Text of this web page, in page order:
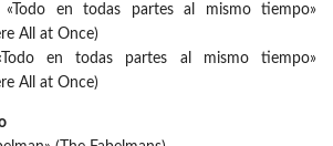
en todas partes al mismo tiempo»
All at Once)
en todas partes al mismo tiempo»
All at Once)